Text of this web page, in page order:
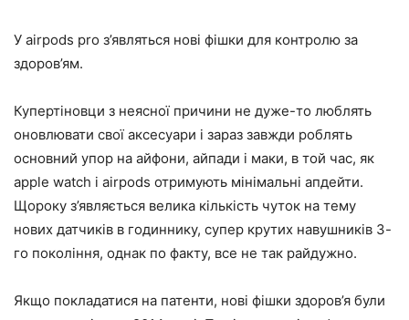
У airpods pro з’являться нові фішки для контролю за
здоров’ям.
Купертіновци з неясної причини не дуже-то люблять
оновлювати свої аксесуари і зараз завжди роблять
основний упор на айфони, айпади і маки, в той час, як
apple watch і airpods отримують мінімальні апдейти.
Щороку з’являється велика кількість чуток на тему
нових датчиків в годиннику, супер крутих навушників 3-
го покоління, однак по факту, все не так райдужно.
Якщо покладатися на патенти, нові фішки здоров’я були